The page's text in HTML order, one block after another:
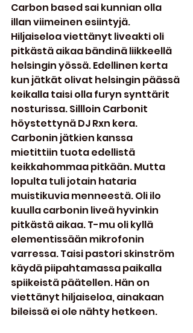
Carbon based sai kunnian olla
illan viimeinen esiintyjä.
Hiljaiseloa viettänyt liveakti oli
pitkästä aikaa bändinä liikkeellä
helsingin yössä. Edellinen kerta
kun jätkät olivat helsingin päässä
keikalla taisi olla furyn synttärit
nosturissa. Sillloin Carbonit
höystettynä DJ Rxn kera.
Carbonin jätkien kanssa
mietittiin tuota edellistä
keikkahommaa pitkään. Mutta
lopulta tuli jotain hataria
muistikuvia menneestä. Oli ilo
kuulla carbonin liveä hyvinkin
pitkästä aikaa. T-mu oli kyllä
elementissään mikrofonin
varressa. Taisi pastori skinström
käydä piipahtamassa paikalla
spiikeistä päätellen. Hän on
viettänyt hiljaiseloa, ainakaan
bileissä ei ole nähty hetkeen.